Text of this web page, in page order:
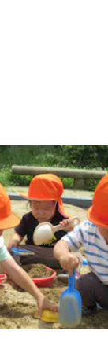
園
その分毎年お散歩
合わせてお散歩に
いた子どもたちも大
歩く力がついてい